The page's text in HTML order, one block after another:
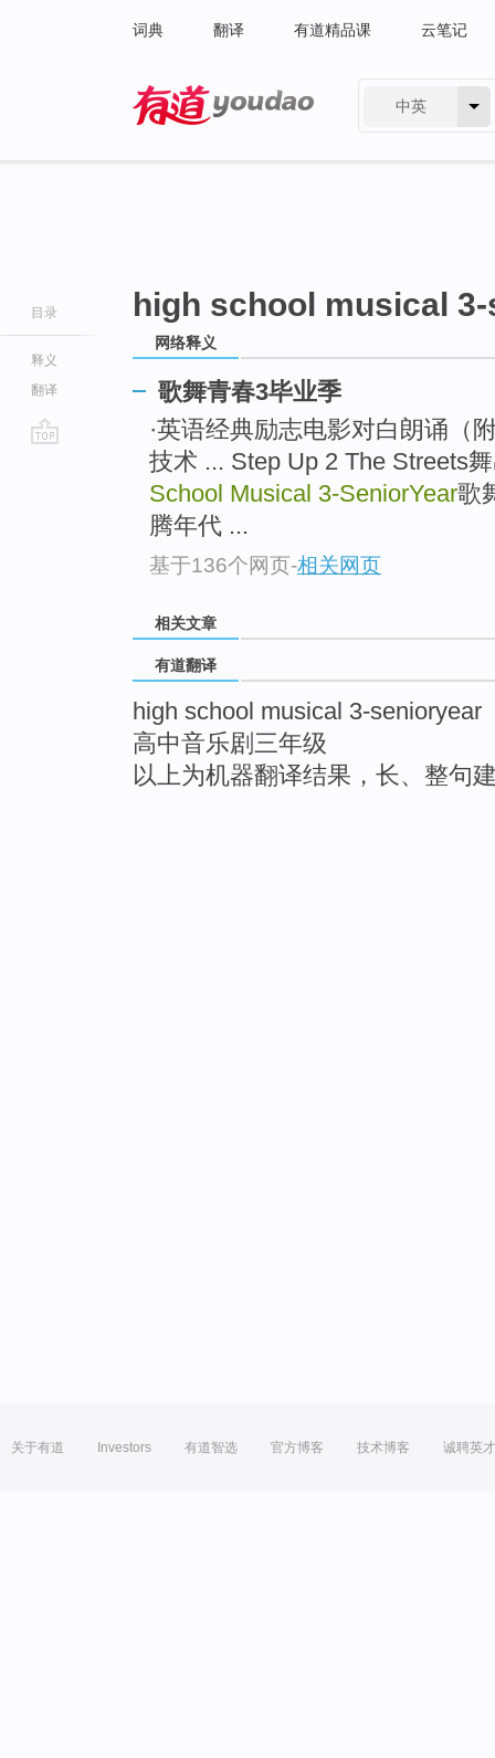
词典 翻译 有道精品课 云笔记
中英
目录
释义
翻译
high school musical
网络释义
歌舞青春3毕业季
·英语经典励志电影对白朗诵（
技术 ... Step Up 2 The Streets
School Musical 3-SeniorYear歌
腾年代 ...
基于136个网页-相关网页
相关文章
有道翻译
high school musical 3-senioryear
高中音乐剧三年级
以上为机器翻译结果，长、整句
关于有道 Investors 有道智选 官方博客 技术博客 诚聘英才